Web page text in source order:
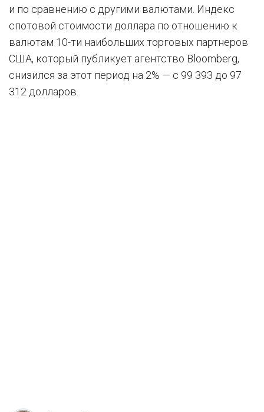
и по сравнению с другими валютами. Индекс
спотовой стоимости доллара по отношению к
валютам 10-ти наибольших торговых партнеров
США, который публикует агентство Bloomberg,
снизился за этот период на 2% — с 99 393 до 97
312 долларов.